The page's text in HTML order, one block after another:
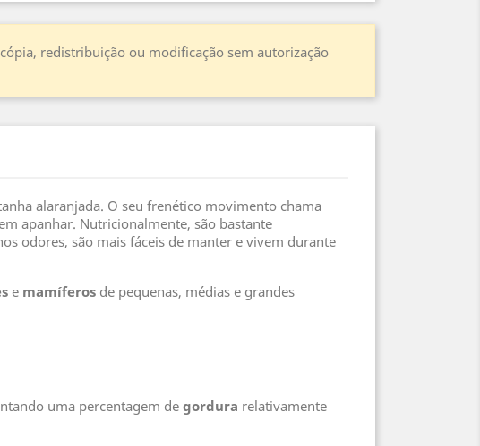
redistribuição ou modificação sem autorização
alaranjada. O seu frenético movimento chama
apanhar. Nutricionalmente, são bastante
odores, são mais fáceis de manter e vivem durante
e mamíferos de pequenas, médias e grandes
uma percentagem de gordura relativamente